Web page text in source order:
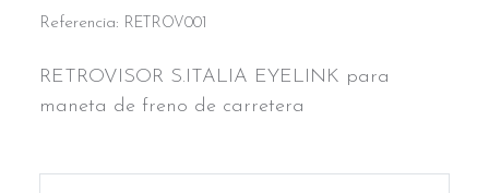
Referencia: RETROV001
RETROVISOR S.ITALIA EYELINK para
maneta de freno de carretera